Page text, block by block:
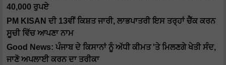
40,000 ਰੁਪਏ
PM KISAN ਦੀ 13ਵੀਂ ਕਿਸ਼ਤ ਜਾਰੀ, ਲਾਭਪਾਤਰੀ ਇਸ ਤਰ੍ਹਾਂ ਚੈੱਕ ਕਰਨ
ਸੂਚੀ ਵਿੱਚ ਆਪਣਾ ਨਾਮ
Good News: ਪੰਜਾਬ ਦੇ ਕਿਸਾਨਾਂ ਨੂੰ ਅੱਧੀ ਕੀਮਤ 'ਤੇ ਮਿਲਣਗੇ ਖੇਤੀ ਸੰਦ,
ਜਾਣੋ ਅਪਲਾਈ ਕਰਨ ਦਾ ਤਰੀਕਾ